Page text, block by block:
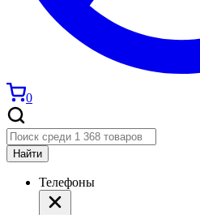
0
Найти
Телефоны